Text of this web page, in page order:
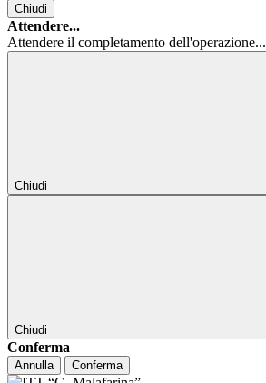
Chiudi
Attendere...
Attendere il completamento dell'operazione...
Chiudi
Chiudi
Conferma
Annulla Conferma